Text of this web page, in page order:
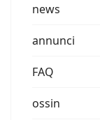
news
annunci
FAQ
ossin